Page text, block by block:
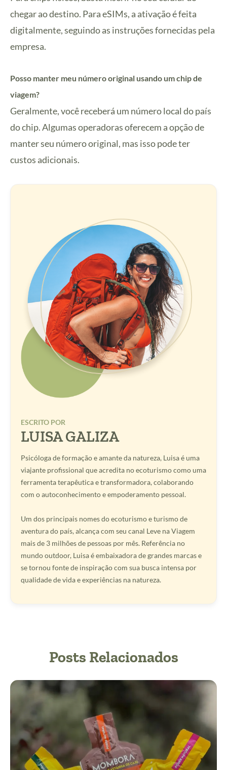
chegar ao destino. Para eSIMs, a ativação é feita
digitalmente, seguindo as instruções fornecidas pela
empresa.
Posso manter meu número original usando um chip de
viagem?
Geralmente, você receberá um número local do país
do chip. Algumas operadoras oferecem a opção de
manter seu número original, mas isso pode ter
custos adicionais.
ESCRITO POR
LUISA GALIZA
Psicóloga de formação e amante da natureza, Luisa é uma
viajante profissional que acredita no ecoturismo como uma
ferramenta terapêutica e transformadora, colaborando
com o autoconhecimento e empoderamento pessoal.
Um dos principais nomes do ecoturismo e turismo de
aventura do país, alcança com seu canal Leve na Viagem
mais de 3 milhões de pessoas por mês. Referência no
mundo outdoor, Luisa é embaixadora de grandes marcas e
se tornou fonte de inspiração com sua busca intensa por
qualidade de vida e experiências na natureza.
Posts Relacionados